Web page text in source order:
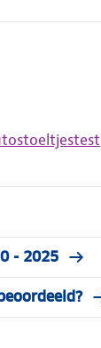
- 2025